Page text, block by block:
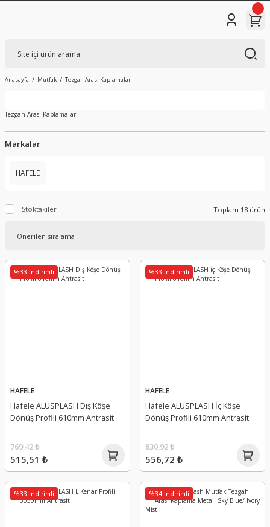
Anasayfa Mutfak Tezgah Arası Kaplamalar
Tezgah Arası Kaplamalar
Markalar
HAFELE
Stoktakiler Toplam 18 ürün
%33 İndirimli
HAFELE
Hafele ALUSPLASH Dış Köşe
Dönüş Profili 610mm Antrasit
515,51 ₺
769,42 ₺
%33 İndirimli
HAFELE
Hafele ALUSPLASH İç Köşe
Dönüş Profili 610mm Antrasit
556,72 ₺
830,92 ₺
%33 İndirimli %34 İndirimli